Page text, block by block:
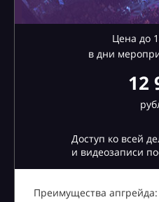
Цена до
в дни
12
Доступ ко всей
и видеозаписи
Преимущества апгрейда: